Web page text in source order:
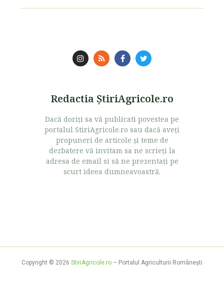
Redactia ŞtiriAgricole.ro
Dacă doriţi sa vă publicati povestea pe
portalul StiriAgricole.ro sau dacă aveţi
propuneri de articole şi teme de
dezbatere vă invitam sa ne scrieţi la
adresa de email si să ne prezentaţi pe
scurt ideea dumneavoastră.
Copyright © 2026 StiriAgricole.ro – Portalul Agriculturii Româneşti